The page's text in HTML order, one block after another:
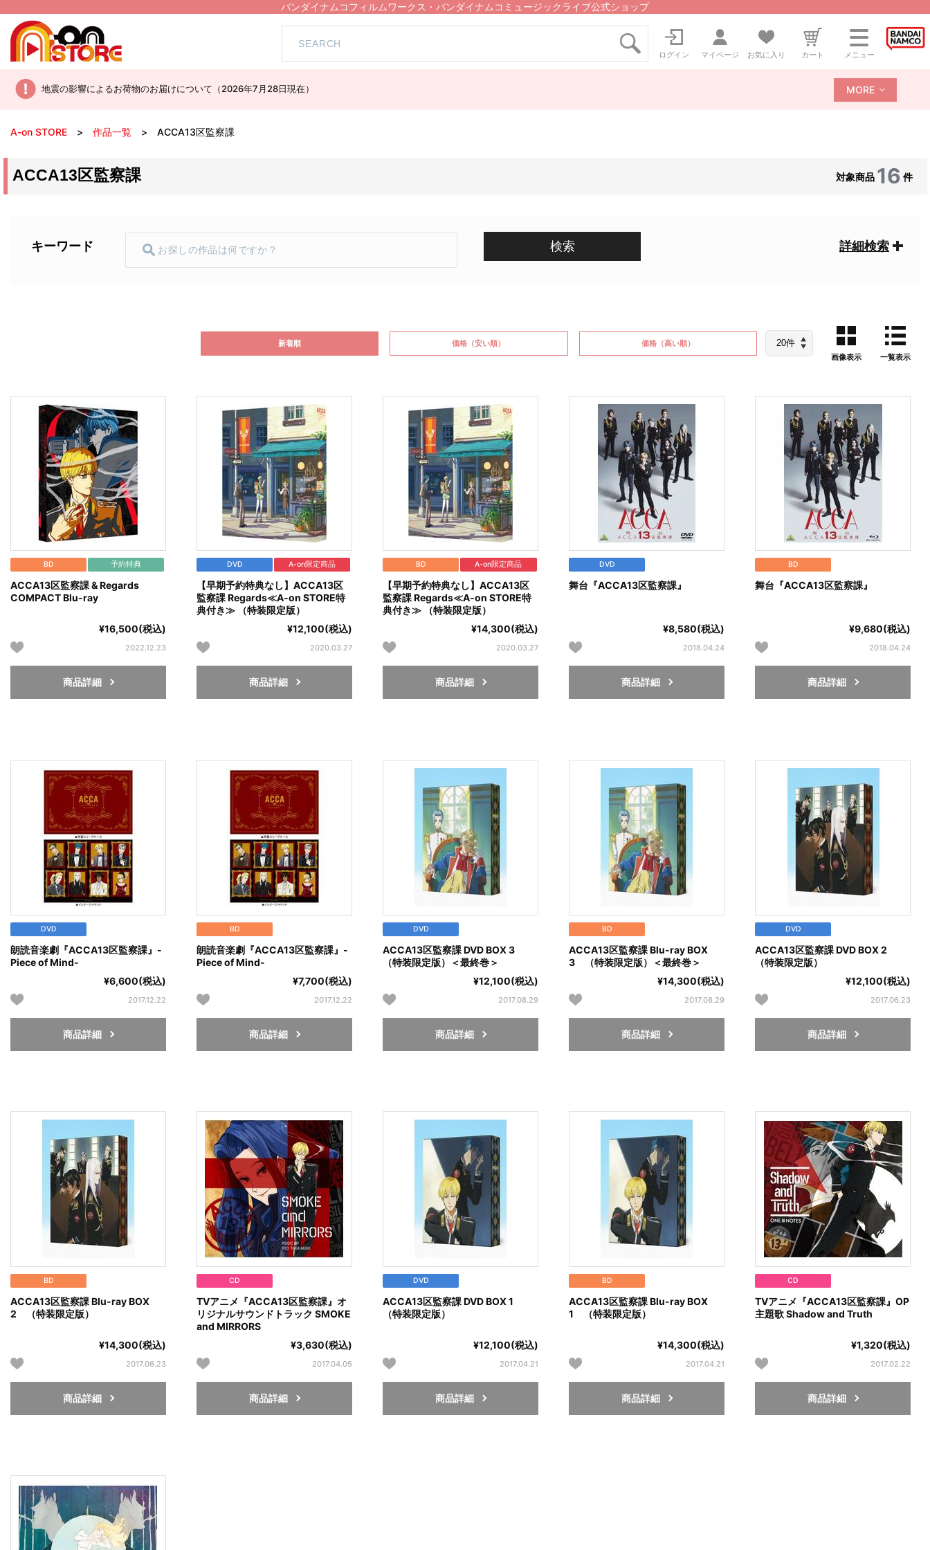
バンダイナムコフィルムワークス・バンダイナムコミュージックライブ公式ショップ
ログイン マイページ お気に入り カート メニュー
地震の影響によるお荷物のお届けについて（2026年7月28日現在） MORE
A-on STORE 作品一覧 ACCA13区監察課
ACCA13区監察課 対象商品 16 件
キーワード 検索 詳細検索
新着順 価格 （安い順） 価格（高い順）
画像表示
一覧表示
BD 予約特典
ACCA13区監察課 & Regards
COMPACT Blu-ray
¥16,500(税込)
2022.12.23
商品詳細
DVD A-on限定商品
【早期予約特典なし】ACCA13区
監察課 Regards≪A-on STORE特
典付き≫ （特装限定版）
¥12,100(税込)
2020.03.27
商品詳細
BD A-on限定商品
【早期予約特典なし】ACCA13区
監察課 Regards≪A-on STORE特
典付き≫ （特装限定版）
¥14,300(税込)
2020.03.27
商品詳細
DVD
舞台『ACCA13区監察課』
¥8,580(税込)
2018.04.24
商品詳細
BD
舞台『ACCA13区監察課』
¥9,680(税込)
2018.04.24
商品詳細
DVD
朗読音楽劇『ACCA13区監察課』-
Piece of Mind-
¥6,600(税込)
2017.12.22
商品詳細
BD
朗読音楽劇『ACCA13区監察課』-
Piece of Mind-
¥7,700(税込)
2017.12.22
商品詳細
DVD
ACCA13区監察課 DVD BOX 3
（特装限定版）＜最終巻＞
¥12,100(税込)
2017.08.29
商品詳細
BD
ACCA13区監察課 Blu-ray BOX
3 （特装限定版）＜最終巻＞
¥14,300(税込)
2017.08.29
商品詳細
DVD
ACCA13区監察課 DVD BOX 2
（特装限定版）
¥12,100(税込)
2017.06.23
商品詳細
BD
ACCA13区監察課 Blu-ray BOX
2 （特装限定版）
¥14,300(税込)
2017.06.23
商品詳細
CD
TVアニメ『ACCA13区監察課』オ
リジナルサウンドトラック SMOKE
and MIRRORS
¥3,630(税込)
2017.04.05
商品詳細
DVD
ACCA13区監察課 DVD BOX 1
（特装限定版）
¥12,100(税込)
2017.04.21
商品詳細
BD
ACCA13区監察課 Blu-ray BOX
1 （特装限定版）
¥14,300(税込)
2017.04.21
商品詳細
CD
TVアニメ『ACCA13区監察課』OP
主題歌 Shadow and Truth
¥1,320(税込)
2017.02.22
商品詳細